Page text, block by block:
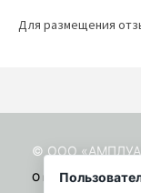
Для размещения
© ООО
О проекте